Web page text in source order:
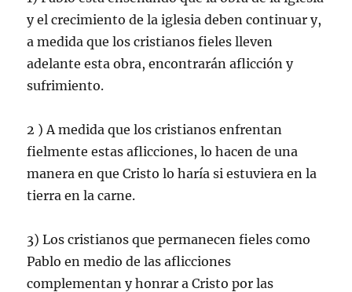
y el crecimiento de la iglesia deben continuar y,
a medida que los cristianos fieles lleven
adelante esta obra, encontrarán aflicción y
sufrimiento.
2 ) A medida que los cristianos enfrentan
fielmente estas aflicciones, lo hacen de una
manera en que Cristo lo haría si estuviera en la
tierra en la carne.
3) Los cristianos que permanecen fieles como
Pablo en medio de las aflicciones
complementan y honrar a Cristo por las